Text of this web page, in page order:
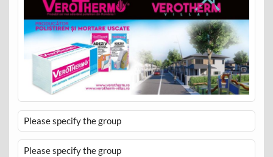
Please specify the group
Please specify the group